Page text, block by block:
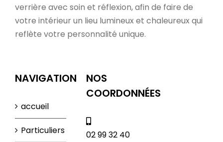
verrière avec soin et réflexion, afin de faire de
votre intérieur un lieu lumineux et chaleureux qui
reflète votre personnalité unique.
NAVIGATION
accueil
Particuliers
NOS
COORDONNÉES
02 99 32 40